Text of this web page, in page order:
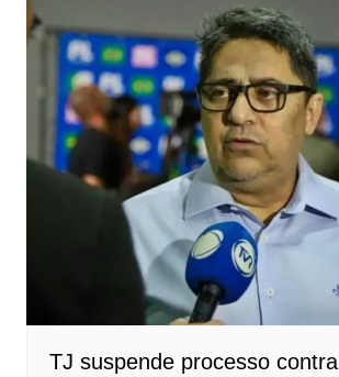
TJ suspende processo contra